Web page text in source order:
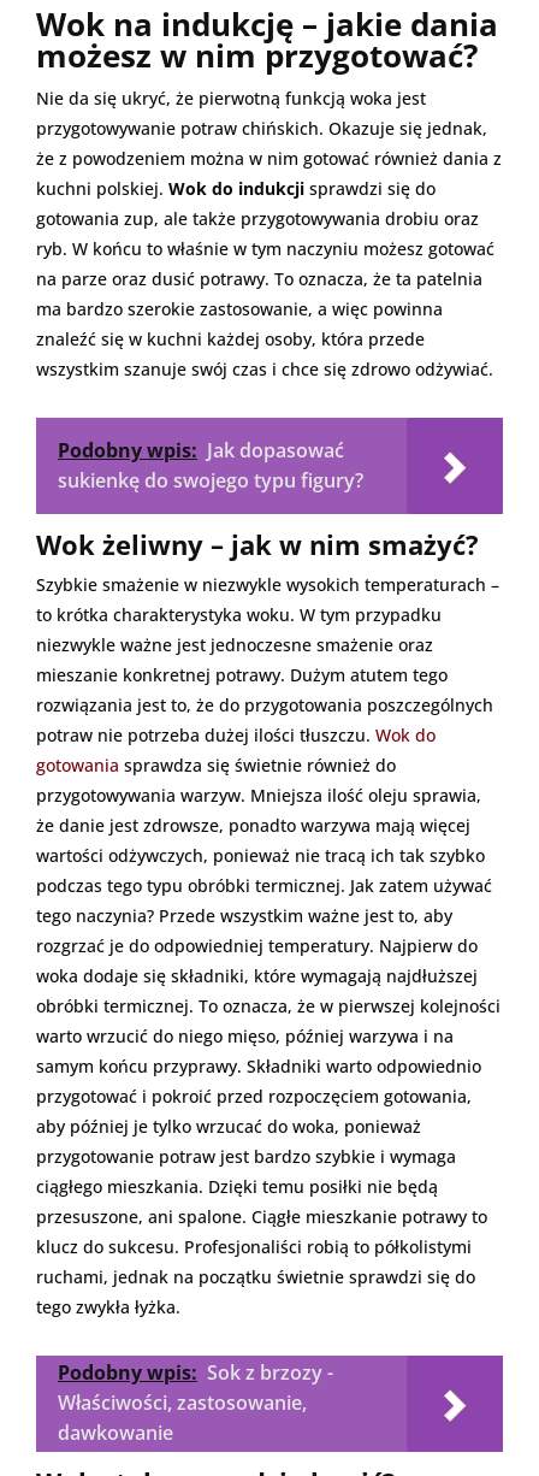
Wok na indukcję – jakie dania
możesz w nim przygotować?
Nie da się ukryć, że pierwotną funkcją woka jest
przygotowywanie potraw chińskich. Okazuje się jednak,
że z powodzeniem można w nim gotować również dania z
kuchni polskiej. Wok do indukcji sprawdzi się do
gotowania zup, ale także przygotowywania drobiu oraz
ryb. W końcu to właśnie w tym naczyniu możesz gotować
na parze oraz dusić potrawy. To oznacza, że ta patelnia
ma bardzo szerokie zastosowanie, a więc powinna
znaleźć się w kuchni każdej osoby, która przede
wszystkim szanuje swój czas i chce się zdrowo odżywiać.
Podobny wpis: Jak dopasować
sukienkę do swojego typu figury?
Wok żeliwny – jak w nim smażyć?
Szybkie smażenie w niezwykle wysokich temperaturach –
to krótka charakterystyka woku. W tym przypadku
niezwykle ważne jest jednoczesne smażenie oraz
mieszanie konkretnej potrawy. Dużym atutem tego
rozwiązania jest to, że do przygotowania poszczególnych
potraw nie potrzeba dużej ilości tłuszczu. Wok do
gotowania sprawdza się świetnie również do
przygotowywania warzyw. Mniejsza ilość oleju sprawia,
że danie jest zdrowsze, ponadto warzywa mają więcej
wartości odżywczych, ponieważ nie tracą ich tak szybko
podczas tego typu obróbki termicznej. Jak zatem używać
tego naczynia? Przede wszystkim ważne jest to, aby
rozgrzać je do odpowiedniej temperatury. Najpierw do
woka dodaje się składniki, które wymagają najdłuższej
obróbki termicznej. To oznacza, że w pierwszej kolejności
warto wrzucić do niego mięso, później warzywa i na
samym końcu przyprawy. Składniki warto odpowiednio
przygotować i pokroić przed rozpoczęciem gotowania,
aby później je tylko wrzucać do woka, ponieważ
przygotowanie potraw jest bardzo szybkie i wymaga
ciągłego mieszkania. Dzięki temu posiłki nie będą
przesuszone, ani spalone. Ciągłe mieszkanie potrawy to
klucz do sukcesu. Profesjonaliści robią to półkolistymi
ruchami, jednak na początku świetnie sprawdzi się do
tego zwykła łyżka.
Podobny wpis: Sok z brzozy -
Właściwości, zastosowanie,
dawkowanie